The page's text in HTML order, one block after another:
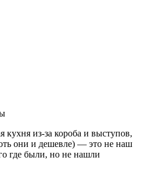
кухня из-за короба и выступов,
они и дешевле) — это не наш
где были, но не нашли